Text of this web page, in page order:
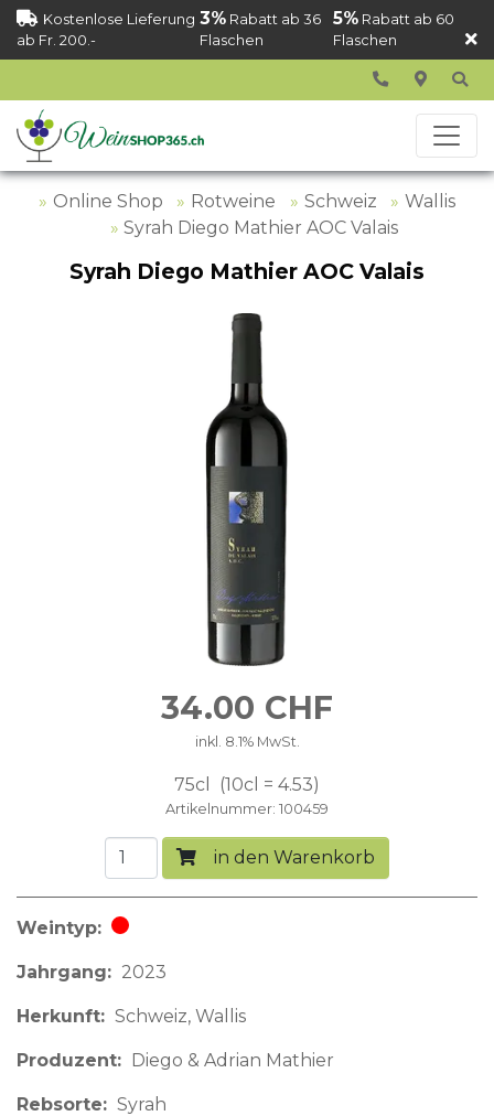
Kostenlose Lieferung
ab Fr. 200.-
3% Rabatt ab 36
Flaschen
5%Rabatt ab 60
Flaschen
Online Shop Rotweine Schweiz
Wallis
Syrah Diego Mathier AOC Valais
Syrah Diego Mathier AOC Valais
34.00 CHF
inkl. 8.1% MwSt.
75cl 10cl = 4.53
Artikelnummer 100459
in den Warenkorb
Weintyp Rotwein
Jahrgang 2023
Herkunft Schweiz Wallis
Produzent Diego & Adrian Mathier
Rebsorte Syrah